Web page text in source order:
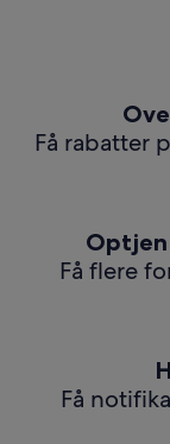
Få rabatter
Få flere
Få